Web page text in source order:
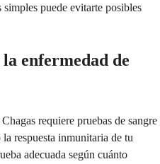
puede evitarte posibles
enfermedad de
requiere pruebas de sangre
respuesta inmunitaria de tu
adecuada según cuánto